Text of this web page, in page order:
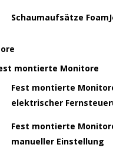
Schaumaufsätze
montierte Monitore
Fest montierte
elektrischer
Fest montierte
manueller Einstellung